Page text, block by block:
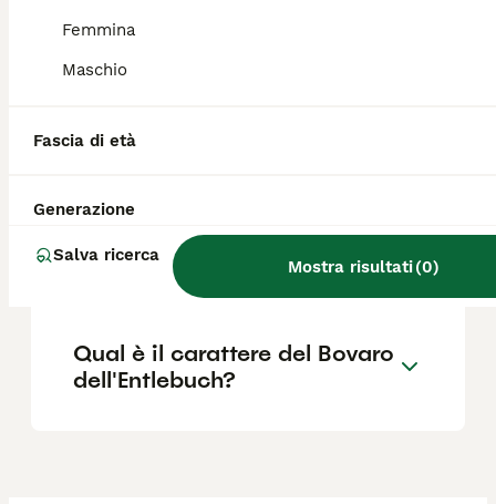
Femmina
Maschio
Fascia di età
Generazione
Salva ricerca
Mostra risultati(0)
mantello è relativamente semplice.
dell'Entlebuch?
Dove posso trovare
allevamenti di Bovaro
dell'Entlebuch in Italia?
Qual è il carattere del Bovaro
dell'Entlebuch?